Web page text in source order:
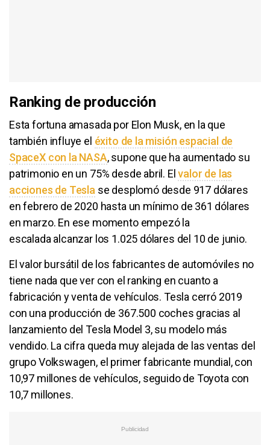
Ranking de producción
Esta fortuna amasada por Elon Musk, en la que
también influye el éxito de la misión espacial de
SpaceX con la NASA, supone que ha aumentado su
patrimonio en un 75% desde abril. Elvalor de las
acciones de Tesla se desplomó desde 917 dólares
en febrero de 2020 hasta un mínimo de 361 dólares
en marzo. En ese momento empezó la
escalada alcanzar los 1.025 dólares del 10 de junio.
El valor bursátil de los fabricantes de automóviles no
tiene nada que ver con el ranking en cuanto a
fabricación y venta de vehículos. Tesla cerró 2019
con una producción de 367.500 coches gracias al
lanzamiento del Tesla Model 3, su modelo más
vendido. La cifra queda muy alejada de las ventas del
grupo Volkswagen, el primer fabricante mundial, con
10,97 millones de vehículos, seguido de Toyota con
10,7 millones.